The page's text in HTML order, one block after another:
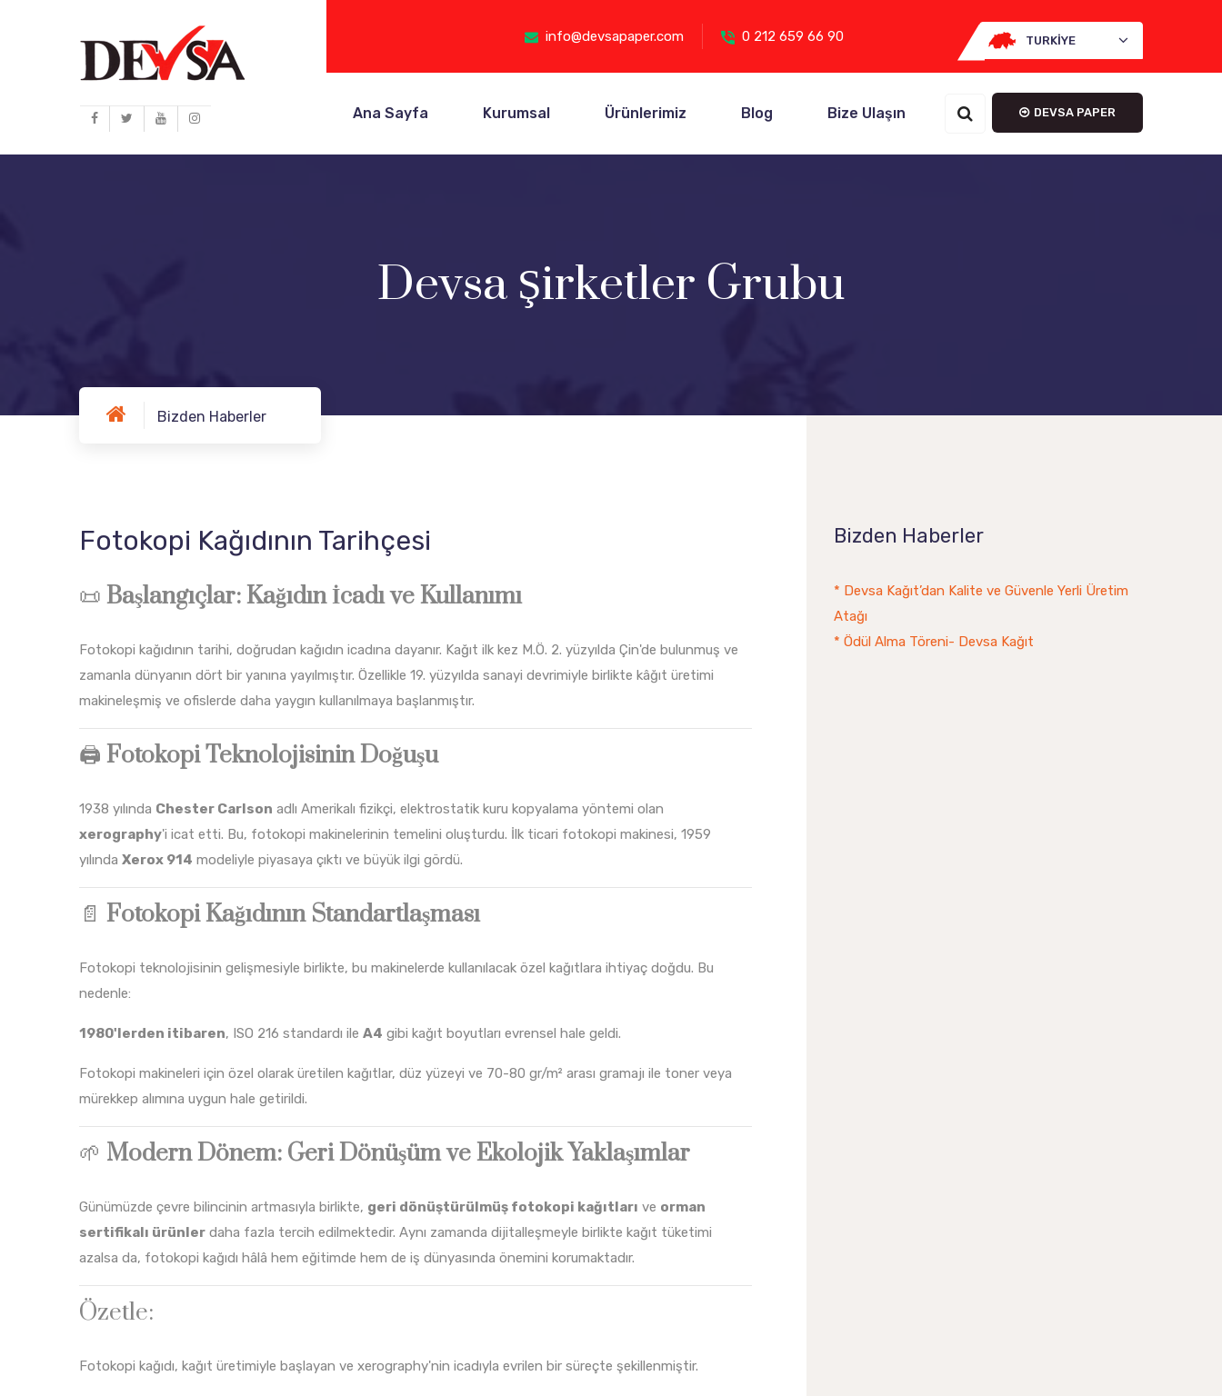
info@devsapaper.com 0 212 659 66 90 TURKIYE
Ana Sayfa Kurumsal Ürünlerimiz Blog Bize Ulaşın DEVSA PAPER
Devsa Şirketler Grubu
Bizden Haberler
Fotokopi Kağıdının Tarihçesi
📜 Başlangıçlar: Kağıdın İcadı ve Kullanımı
Fotokopi kağıdının tarihi, doğrudan kağıdın icadına dayanır. Kağıt ilk kez M.Ö. 2. yüzyılda Çin'de bulunmuş ve
zamanla dünyanın dört bir yanına yayılmıştır. Özellikle 19. yüzyılda sanayi devrimiyle birlikte kâğıt üretimi
makineleşmiş ve ofislerde daha yaygın kullanılmaya başlanmıştır.
🖨️ Fotokopi Teknolojisinin Doğuşu
1938 yılında Chester Carlson adlı Amerikalı fizikçi, elektrostatik kuru kopyalama yöntemi olan
xerography'i icat etti. Bu, fotokopi makinelerinin temelini oluşturdu. İlk ticari fotokopi makinesi, 1959
yılında Xerox 914 modeliyle piyasaya çıktı ve büyük ilgi gördü.
📄 Fotokopi Kağıdının Standartlaşması
Fotokopi teknolojisinin gelişmesiyle birlikte, bu makinelerde kullanılacak özel kağıtlara ihtiyaç doğdu. Bu
nedenle:
1980'lerden itibaren, ISO 216 standardı ile A4 gibi kağıt boyutları evrensel hale geldi.
Fotokopi makineleri için özel olarak üretilen kağıtlar, düz yüzeyi ve 70-80 gr/m² arası gramajı ile toner veya
mürekkep alımına uygun hale getirildi.
🌱 Modern Dönem: Geri Dönüşüm ve Ekolojik Yaklaşımlar
Günümüzde çevre bilincinin artmasıyla birlikte, geri dönüştürülmüş fotokopi kağıtları ve orman
sertifikalı ürünler daha fazla tercih edilmektedir. Aynı zamanda dijitalleşmeyle birlikte kağıt tüketimi
azalsa da, fotokopi kağıdı hâlâ hem eğitimde hem de iş dünyasında önemini korumaktadır.
Özetle:
Fotokopi kağıdı, kağıt üretimiyle başlayan ve xerography'nin icadıyla evrilen bir süreçte şekillenmiştir.
Bizden Haberler
* Devsa Kağıt’dan Kalite ve Güvenle Yerli Üretim
Atağı
* Ödül Alma Töreni- Devsa Kağıt